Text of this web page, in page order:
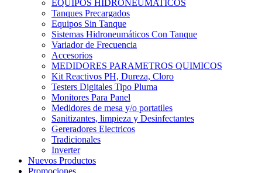
EQUIPOS HIDRONEUMATICOS
Tanques Precargados
Equipos Sin Tanque
Sistemas Hidroneumáticos Con Tanque
Variador de Frecuencia
Accesorios
MEDIDORES PARAMETROS QUIMICOS
Kit Reactivos PH, Dureza, Cloro
Testers Digitales Tipo Pluma
Monitores Para Panel
Medidores de mesa y/o portatiles
Sanitizantes, limpieza y Desinfectantes
Gereradores Electricos
Tradicionales
Inverter
Nuevos Productos
Promociones